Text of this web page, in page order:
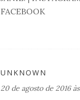
FACEBOOK
UNKNOWN
20 de agosto de 2016